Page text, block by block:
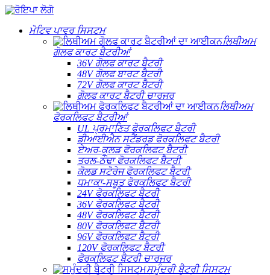
ਮੋਟਿਵ ਪਾਵਰ ਸਿਸਟਮ
ਲਿਥੀਅਮ
ਗੋਲਫ ਕਾਰਟ ਬੈਟਰੀਆਂ
36V ਗੋਲਫ ਕਾਰਟ ਬੈਟਰੀ
48V ਗੋਲਫ ਬਾਰਟ ਬੈਟਰੀ
72V ਗੋਲਫ ਕਾਰਟ ਬੈਟਰੀ
ਗੋਲਫ ਕਾਰਟ ਬੈਟਰੀ ਚਾਰਜਰ
ਲਿਥੀਅਮ
ਫੋਰਕਲਿਫਟ ਬੈਟਰੀਆਂ
UL ਪ੍ਰਮਾਣਿਤ ਫੋਰਕਲਿਫਟ ਬੈਟਰੀ
ਡੀਆਈਐਨ ਸਟੈਂਡਰਡ ਫੋਰਕਲਿਫਟ ਬੈਟਰੀ
ਏਅਰ-ਕੂਲਡ ਫੋਰਕਲਿਫਟ ਬੈਟਰੀ
ਤਰਲ-ਠੰਢਾ ਫੋਰਕਲਿਫਟ ਬੈਟਰੀ
ਕੋਲਡ ਸਟੋਰੇਜ ਫੋਰਕਲਿਫਟ ਬੈਟਰੀ
ਧਮਾਕਾ-ਸਬੂਤ ਫੋਰਕਲਿਫਟ ਬੈਟਰੀ
24V ਫੋਰਕਲਿਫਟ ਬੈਟਰੀ
36V ਫੋਰਕਲਿਫਟ ਬੈਟਰੀ
48V ਫੋਰਕਲਿਫਟ ਬੈਟਰੀ
80V ਫੋਰਕਲਿਫਟ ਬੈਟਰੀ
96V ਫੋਰਕਲਿਫਟ ਬੈਟਰੀ
120V ਫੋਰਕਲਿਫਟ ਬੈਟਰੀ
ਫੋਰਕਲਿਫਟ ਬੈਟਰੀ ਚਾਰਜਰ
ਸਮੁੰਦਰੀ ਬੈਟਰੀ ਸਿਸਟਮ